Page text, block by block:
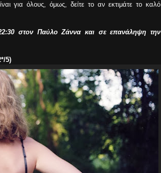
για όλους, όμως, δείτε το αν εκτιμάτε το καλό
στον Παύλο Ζάννα και σε επανάληψη την
5)